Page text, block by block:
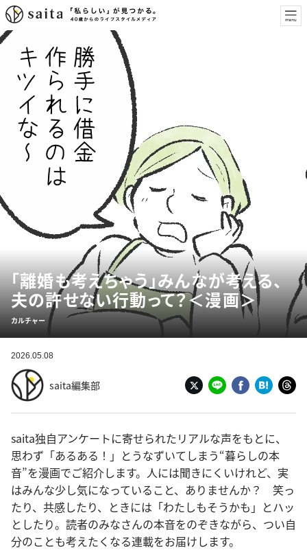
「離婚も考えちゃう」みんなが考える、
夫の許せない行動って？＜漫画＞
カルチャー
2026.05.08
saita編集部
saita独自アンケートに寄せられたリアルな声をもとに、
思わず「あるある！」とうなずいてしまう“暮らしの本
音”を漫画でご紹介します。人には聞きにくいけれど、実
はみんな少し気になっていること、ありませんか？ 笑っ
たり、共感したり、ときには「わたしもそうかも」とハッ
としたり。読者のみなさんの本音をのぞきながら、つい自
分のことも考えたくなる連載をお届けします。